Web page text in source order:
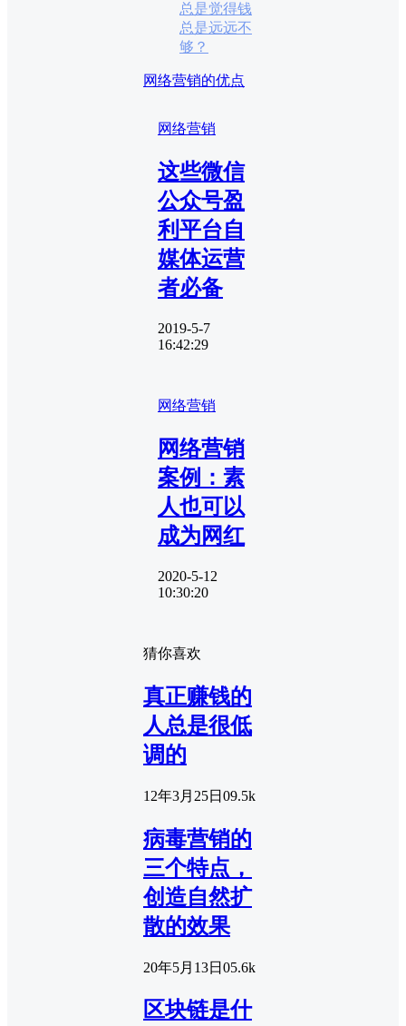
总是觉得钱
总是远远不
够？
网络营销的优点
网络营销
这些微信
公众号盈
利平台自
媒体运营
者必备
2019-5-7
16:42:29
网络营销
网络营销
案例：素
人也可以
成为网红
2020-5-12
10:30:20
猜你喜欢
真正赚钱的
人总是很低
调的
12年3月25日 09.5k
病毒营销的
三个特点，
创造自然扩
散的效果
20年5月13日 05.6k
区块链是什